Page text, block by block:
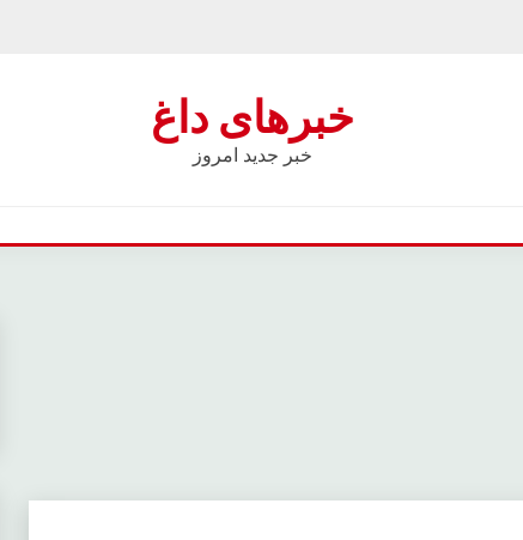
خبرهای داغ
خبر جدید امروز